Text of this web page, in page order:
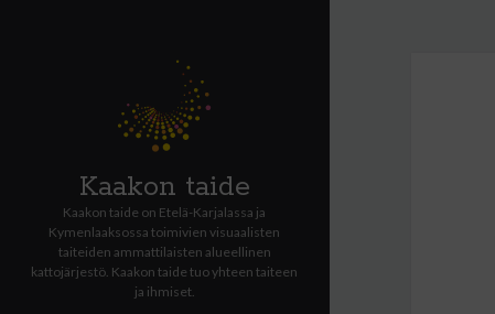
Kaakon taide
Kaakon taide on Etelä-Karjalassa ja
Kymenlaaksossa toimivien visuaalisten
taiteiden ammattilaisten alueellinen
kattojärjestö. Kaakon taide tuo yhteen taiteen
ja ihmiset.